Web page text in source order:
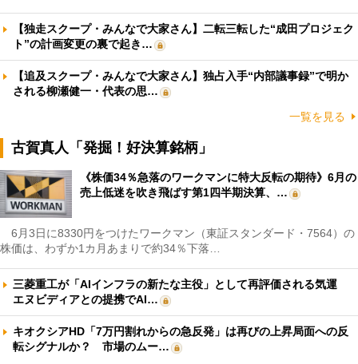
【独走スクープ・みんなで大家さん】二転三転した“成田プロジェク
ト”の計画変更の裏で起き…
【追及スクープ・みんなで大家さん】独占入手“内部議事録”で明か
される柳瀬健一・代表の思…
一覧を見る
古賀真人「発掘！好決算銘柄」
《株価34％急落のワークマンに特大反転の期待》6月の
売上低迷を吹き飛ばす第1四半期決算、…
6月3日に8330円をつけたワークマン（東証スタンダード・7564）の
株価は、わずか1カ月あまりで約34％下落…
三菱重工が「AIインフラの新たな主役」として再評価される気運
エヌビディアとの提携でAI…
キオクシアHD「7万円割れからの急反発」は再びの上昇局面への反
転シグナルか？ 市場のムー…